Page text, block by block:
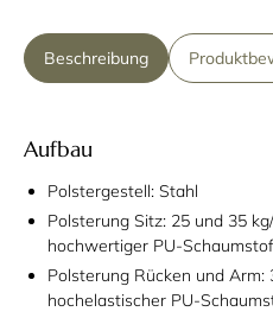
Beschreibung
Aufbau
Polstergestell: Stahl
Polsterung Sitz: 25 und 35
hochwertiger PU-
Polsterung Rücken und Arm:
hochelastischer PU-